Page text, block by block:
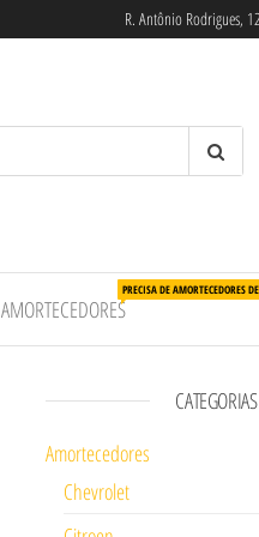
R. Antônio Rodrigues,
AMORTECEDORES
PRECISA DE AMORTECEDORES
Amortecedores
Chevrolet